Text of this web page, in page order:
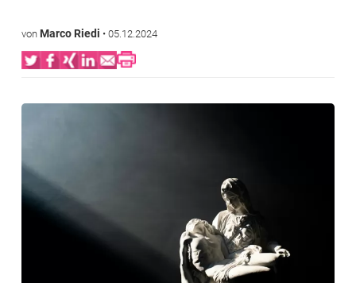
von Marco Riedi • 05.12.2024
Bild